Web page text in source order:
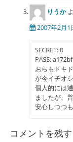
りうか
2007年2月1
SECRET: 0
PASS:
おらもドキ
が今イチオ
個人的には
ましたが、
安心しつつ
コメントを残す